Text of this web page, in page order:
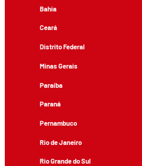
Bahia
Ceará
Distrito Federal
Minas Gerais
Paraíba
Paraná
Pernambuco
Rio de Janeiro
Rio Grande do Sul